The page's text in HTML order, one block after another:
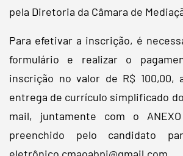
pela Diretoria da Câmara de
Para efetivar a inscrição, é
formulário e realizar o
inscrição no valor de R$ 100,00,
entrega de currículo simplificado
mail, juntamente com o
preenchido pelo candidato